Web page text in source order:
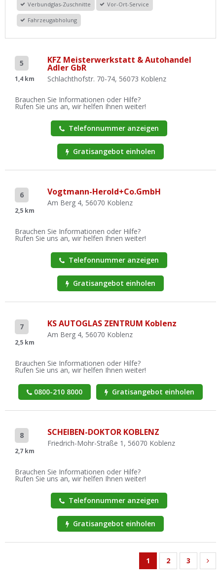
Verbundglas-Zuschnitte Vor-Ort-Service
Fahrzeugabholung
5
1,4 km
KFZ Meisterwerkstatt & Autohandel
Adler GbR
Schlachthofstr. 70-74, 56073 Koblenz
Brauchen Sie Informationen oder Hilfe?
Rufen Sie uns an, wir helfen Ihnen weiter!
Telefonnummer anzeigen
Gratisangebot einholen
6
2,5 km
Vogtmann-Herold+Co.GmbH
Am Berg 4, 56070 Koblenz
Brauchen Sie Informationen oder Hilfe?
Rufen Sie uns an, wir helfen Ihnen weiter!
Telefonnummer anzeigen
Gratisangebot einholen
7
2,5 km
KS AUTOGLAS ZENTRUM Koblenz
Am Berg 4, 56070 Koblenz
Brauchen Sie Informationen oder Hilfe?
Rufen Sie uns an, wir helfen Ihnen weiter!
0800-210 8000 Gratisangebot einholen
8
2,7 km
SCHEIBEN-DOKTOR KOBLENZ
Friedrich-Mohr-Straße 1, 56070 Koblenz
Brauchen Sie Informationen oder Hilfe?
Rufen Sie uns an, wir helfen Ihnen weiter!
Telefonnummer anzeigen
Gratisangebot einholen
1 2 3